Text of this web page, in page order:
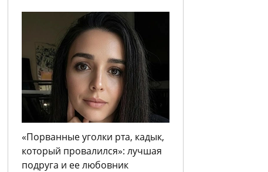
«Порванные уголки рта, кадык,
который провалился»: лучшая
подруга и ее любовник